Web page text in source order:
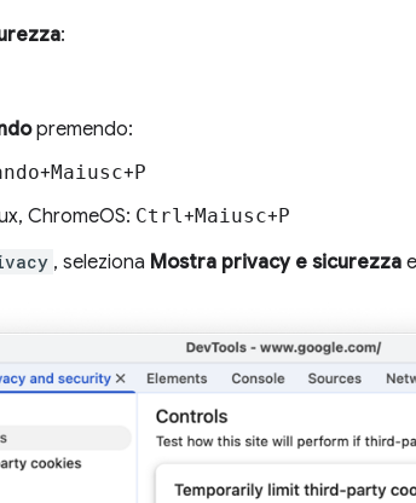
:
premendo:
+Maiusc+P
ChromeOS: Ctrl+Maiusc+P
, seleziona Mostra privacy e sicurezza